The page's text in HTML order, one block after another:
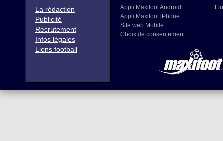
La rédaction
Publicité
Recrutement
Infos légales
Liens football
Appli Maxifoot Android
Appli Maxifoot iPhone
Site web Mobile
Choix de consentement